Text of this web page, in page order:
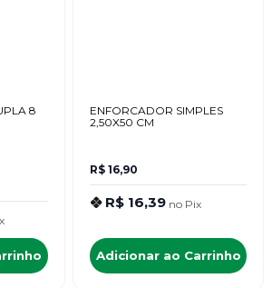
8
ENFORCADOR SIMPLES
2,50X50 CM
R$ 16,90
R$ 16,39 no Pix
Adicionar ao Carrinho